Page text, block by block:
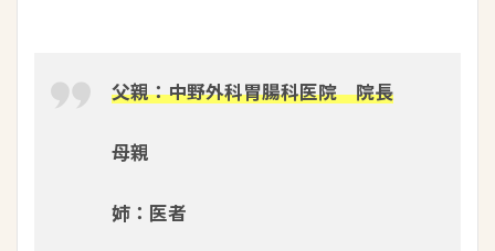
父親：中野外科胃腸科医院 院長
母親
姉：医者